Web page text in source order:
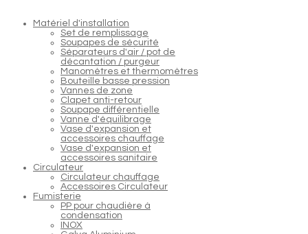
Matériel d'installation
Set de remplissage
Soupapes de sécurité
Séparateurs d'air / pot de
décantation / purgeur
Manomètres et thermomètres
Bouteille basse pression
Vannes de zone
Clapet anti-retour
Soupape différentielle
Vanne d'équilibrage
Vase d'expansion et
accessoires chauffage
Vase d'expansion et
accessoires sanitaire
Circulateur
Circulateur chauffage
Accessoires Circulateur
Fumisterie
PP pour chaudière à
condensation
INOX